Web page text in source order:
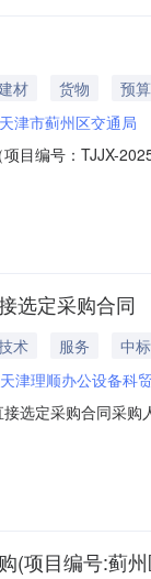
材 货物
预
天津市蓟州区交通局
目编号：TJJX-
求预算（元）附
选定采购合同
术 服务
中
天津理顺办公设备科
选定采购合同采
(项目编号:蓟